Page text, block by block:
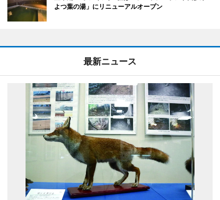
よつ葉の湯」にリニューアルオープン
最新ニュース